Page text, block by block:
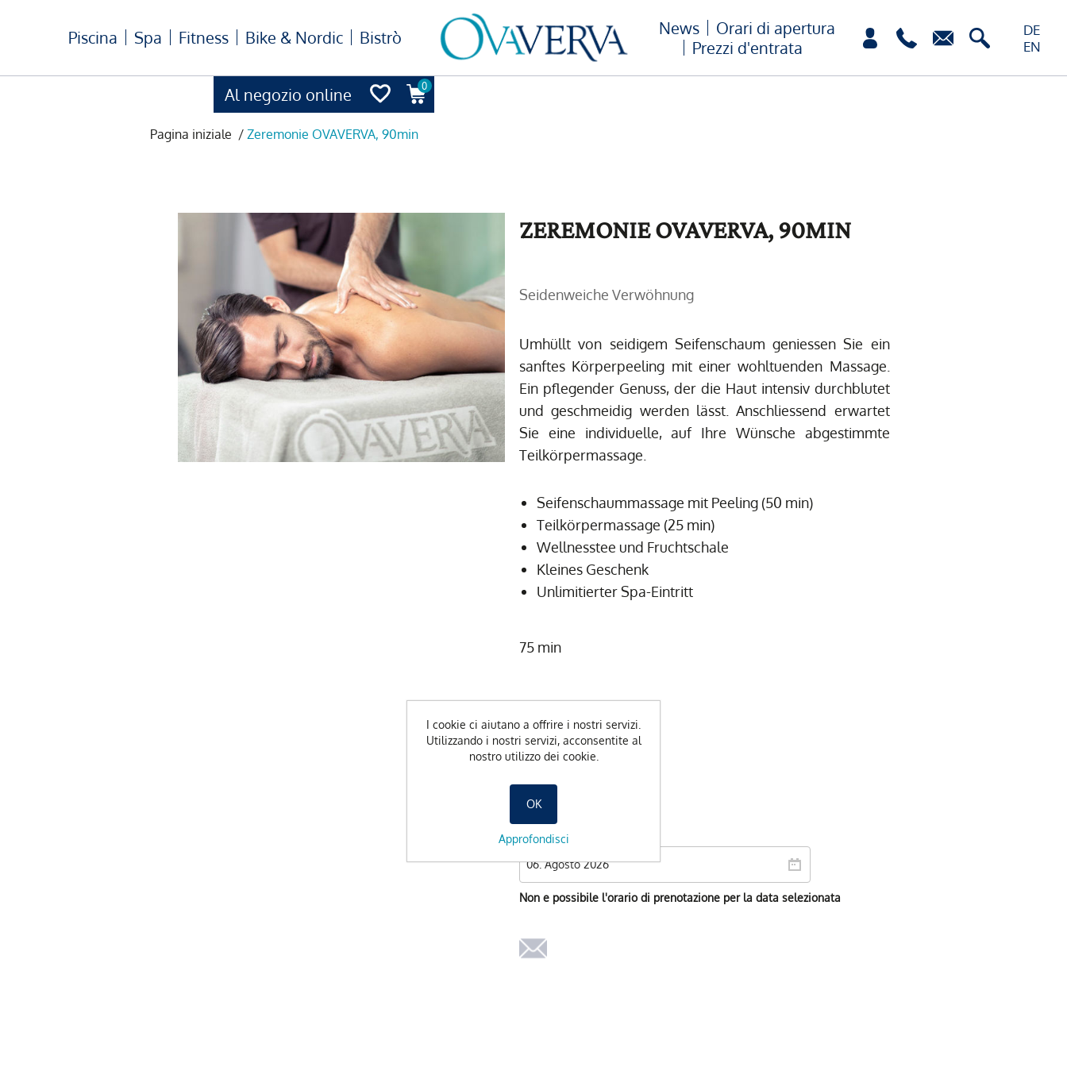
Al negozio online 0
DE
EN
Piscina Spa Fitness Bike & Nordic Bistrò News
Orari di apertura
Prezzi d'entrata
Pagina iniziale / Zeremonie OVAVERVA, 90min
ZEREMONIE OVAVERVA, 90MIN
Seidenweiche Verwöhnung
Umhüllt von seidigem Seifenschaum geniessen Sie ein
sanftes Körperpeeling mit einer wohltuenden Massage.
Ein pflegender Genuss, der die Haut intensiv durchblutet
und geschmeidig werden lässt. Anschliessend erwartet
Sie eine individuelle, auf Ihre Wünsche abgestimmte
Teilkörpermassage.
Seifenschaummassage mit Peeling (50 min)
Teilkörpermassage (25 min)
Wellnesstee und Fruchtschale
Kleines Geschenk
Unlimitierter Spa-Eintritt
75 min
CHF 180.00
-
Non e possibile l'orario di prenotazione per la data selezionata
I cookie ci aiutano a offrire i nostri servizi.
Utilizzando i nostri servizi, acconsentite al
nostro utilizzo dei cookie.
OK
Approfondisci